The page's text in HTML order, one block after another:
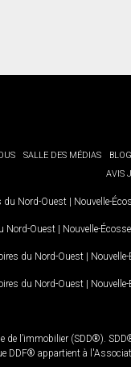
SALLE DES MÉDIAS
AVIS
du Nord-Ouest | Nouvelle-
Nord-Ouest | Nouvelle-Écosse
du Nord-Ouest |
du Nord-Ouest |
l’immobilier (SDD®).
appartient à